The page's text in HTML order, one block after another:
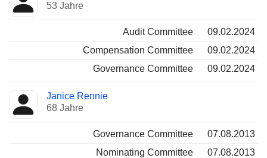
53 Jahre
Audit Committee
09.02.2024
Compensation Committee
09.02.2024
Governance Committee
09.02.2024
Janice Rennie
68 Jahre
Governance Committee
07.08.2013
Nominating Committee
07.08.2013